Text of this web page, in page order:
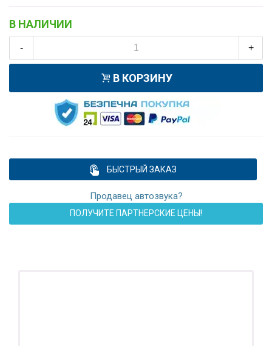
В НАЛИЧИИ
- +
В КОРЗИНУ
БЫСТРЫЙ ЗАКАЗ
Продавец автозвука?
ПОЛУЧИТЕ ПАРТНЕРСКИЕ ЦЕНЫ!